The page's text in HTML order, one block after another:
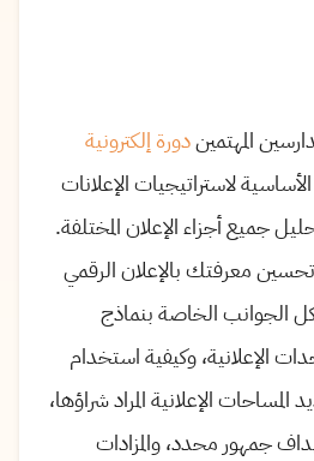
دورة إلكترونية
لاستراتيجيات الإعلانات
جميع أجزاء الإعلان المختلفة.
معرفتك بالإعلان الرقمي
الجوانب الخاصة بنماذج
الإعلانية، وكيفية استخدام
المساحات الإعلانية المراد شراؤها،
جمهور محدد، والمزادات